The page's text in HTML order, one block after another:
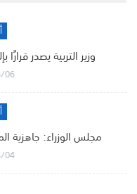
وزير التربية يصدر
06
مجلس الوزراء: جاهزية
04